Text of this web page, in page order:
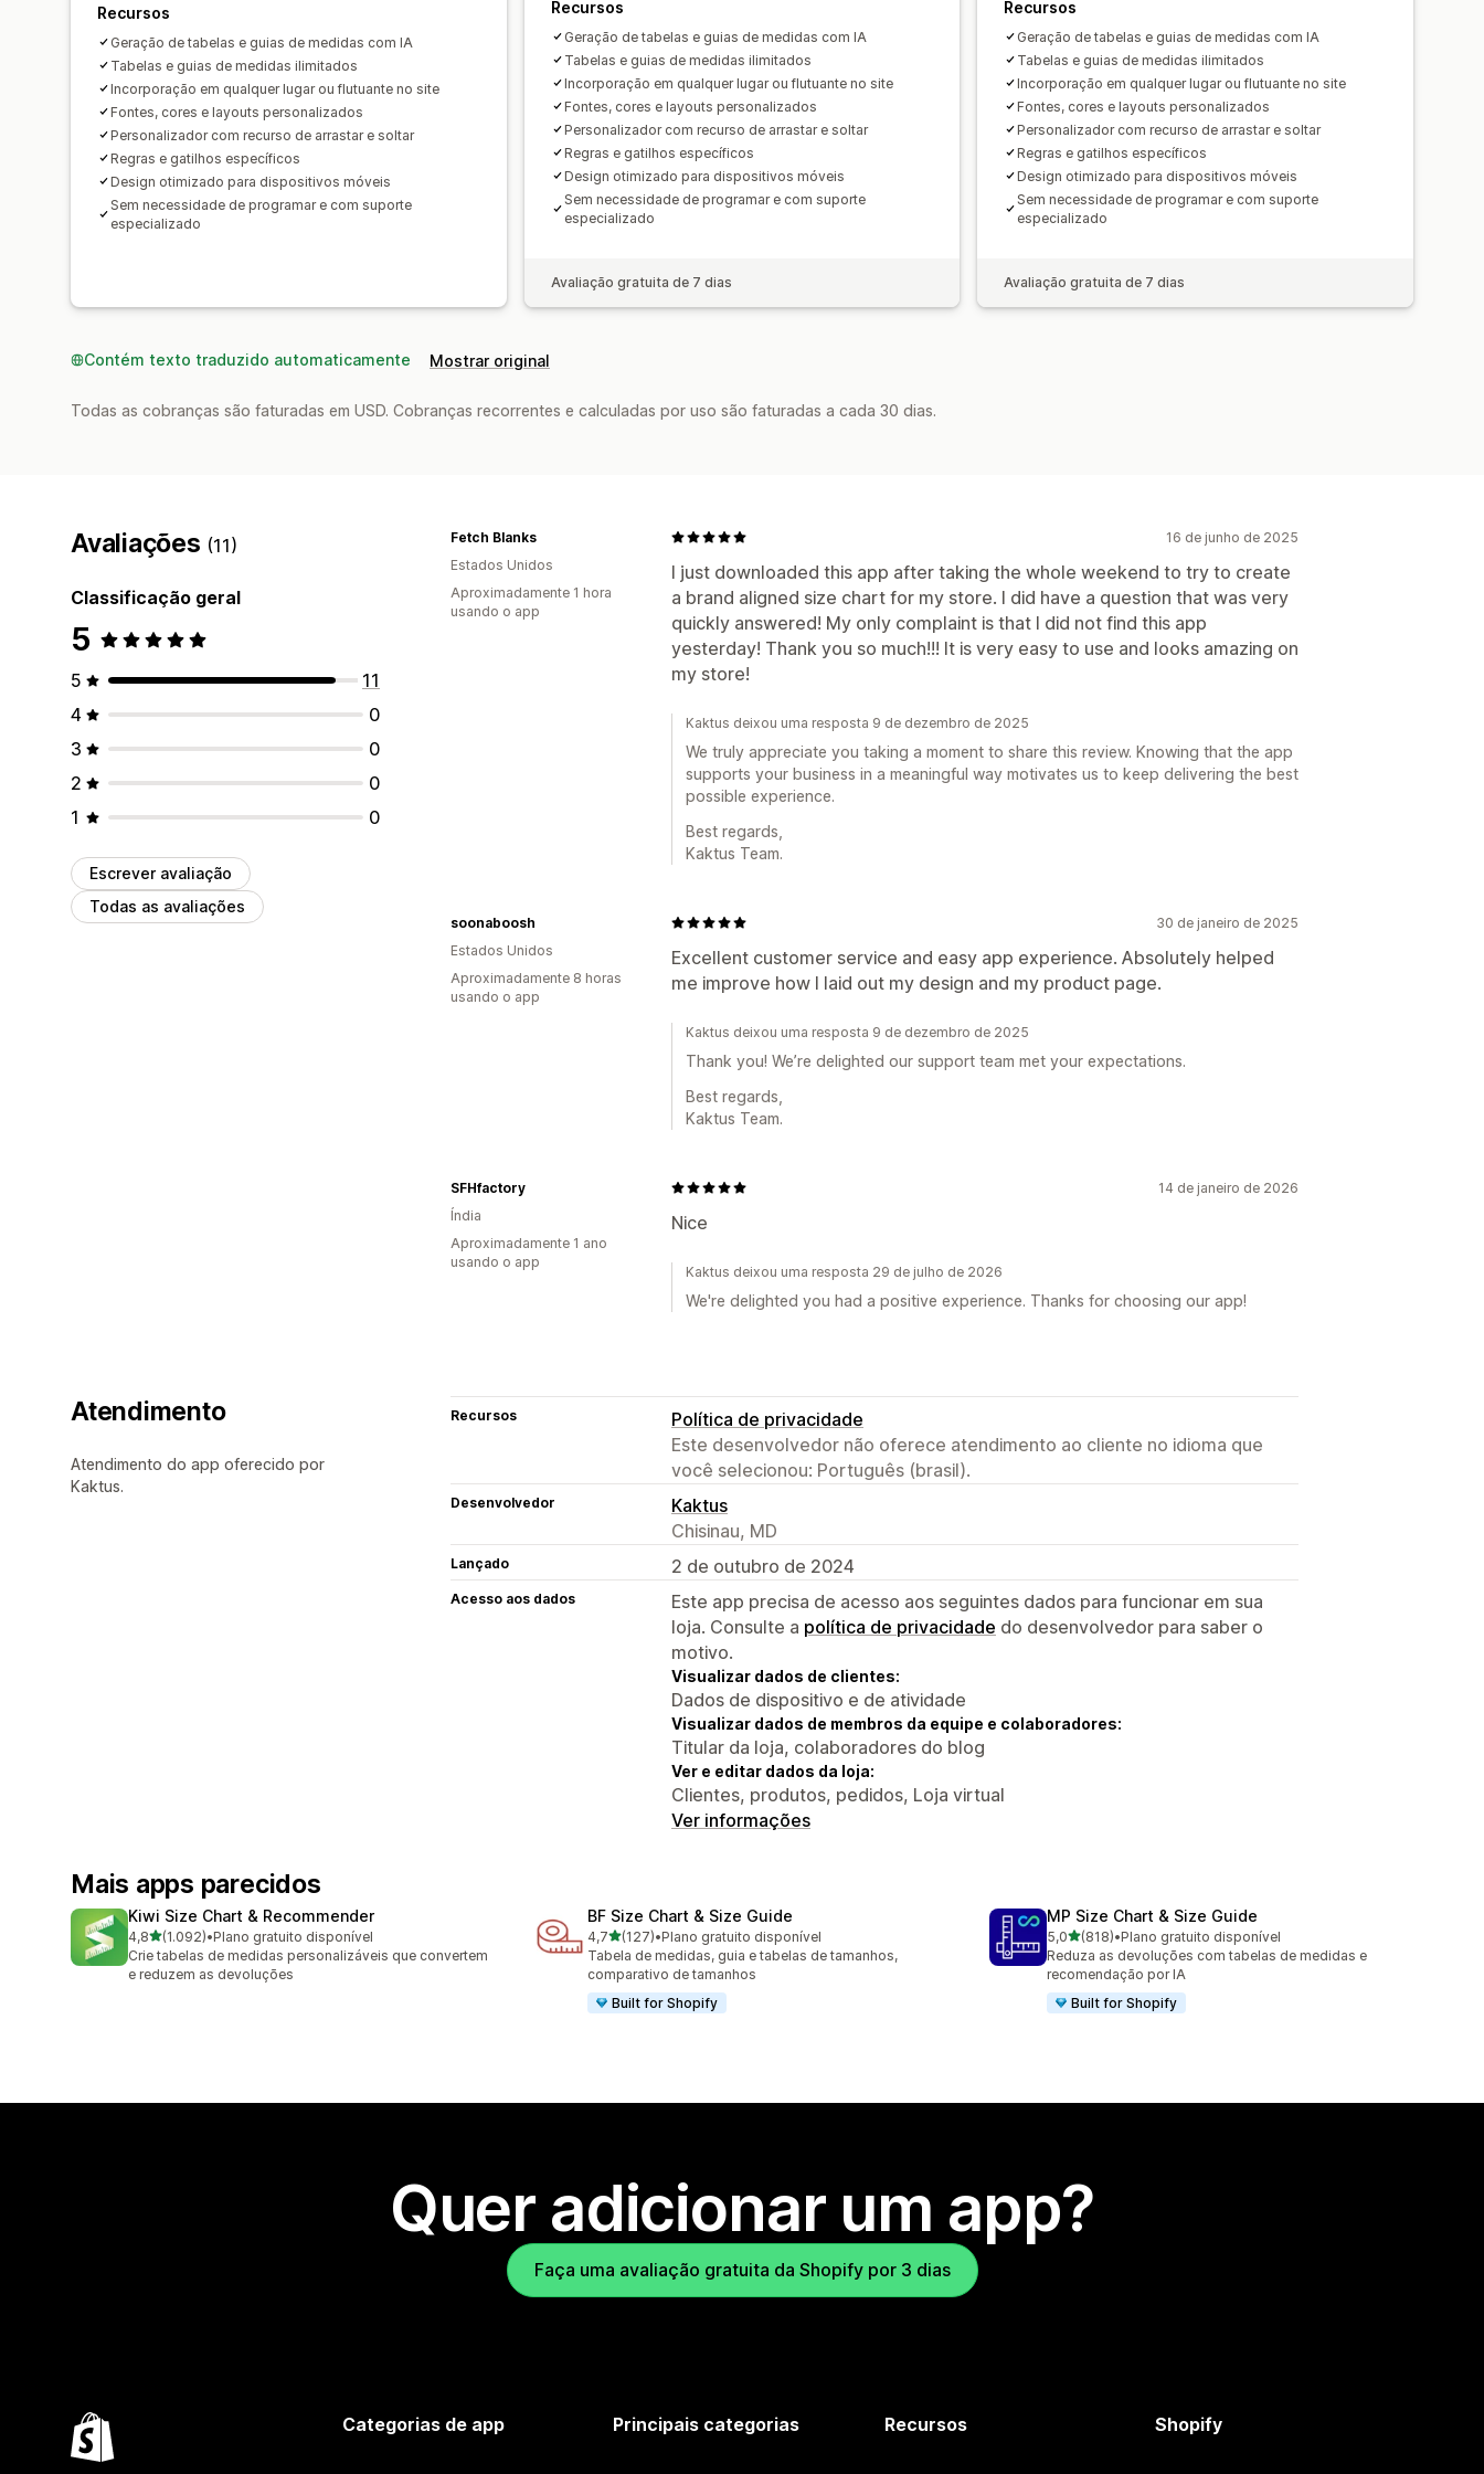
Recursos
Geração de tabelas e guias de medidas com IA
Tabelas e guias de medidas ilimitados
Incorporação em qualquer lugar ou flutuante no site
Fontes, cores e layouts personalizados
Personalizador com recurso de arrastar e soltar
Regras e gatilhos específicos
Design otimizado para dispositivos móveis
Sem necessidade de programar e com suporte
especializado
Recursos
Geração de tabelas e guias de medidas com IA
Tabelas e guias de medidas ilimitados
Incorporação em qualquer lugar ou flutuante no site
Fontes, cores e layouts personalizados
Personalizador com recurso de arrastar e soltar
Regras e gatilhos específicos
Design otimizado para dispositivos móveis
Sem necessidade de programar e com suporte
especializado
Avaliação gratuita de 7 dias
Recursos
Geração de tabelas e guias de medidas com IA
Tabelas e guias de medidas ilimitados
Incorporação em qualquer lugar ou flutuante no site
Fontes, cores e layouts personalizados
Personalizador com recurso de arrastar e soltar
Regras e gatilhos específicos
Design otimizado para dispositivos móveis
Sem necessidade de programar e com suporte
especializado
Avaliação gratuita de 7 dias
Contém texto traduzido automaticamente Mostrar original
Todas as cobranças são faturadas em USD. Cobranças recorrentes e calculadas por uso são faturadas a cada 30 dias.
Avaliações (11)
Classificação geral
5
5
11
4
0
3
0
2
0
1
0
Escrever avaliação
Todas as avaliações
16 de junho de 2025
I just downloaded this app after taking the whole weekend to try to create
a brand aligned size chart for my store. I did have a question that was very
quickly answered! My only complaint is that I did not find this app
yesterday! Thank you so much!!! It is very easy to use and looks amazing on
my store!
Fetch Blanks
Estados Unidos
Aproximadamente 1 hora
usando o app
Kaktus deixou uma resposta 9 de dezembro de 2025
We truly appreciate you taking a moment to share this review. Knowing that the app
supports your business in a meaningful way motivates us to keep delivering the best
possible experience.
Best regards,
Kaktus Team.
30 de janeiro de 2025
Excellent customer service and easy app experience. Absolutely helped
me improve how I laid out my design and my product page.
soonaboosh
Estados Unidos
Aproximadamente 8 horas
usando o app
Kaktus deixou uma resposta 9 de dezembro de 2025
Thank you! We’re delighted our support team met your expectations.
Best regards,
Kaktus Team.
14 de janeiro de 2026
Nice
SFHfactory
Índia
Aproximadamente 1 ano
usando o app
Kaktus deixou uma resposta 29 de julho de 2026
We're delighted you had a positive experience. Thanks for choosing our app!
Atendimento
Atendimento do app oferecido por
Kaktus.
Recursos
Política de privacidade
Este desenvolvedor não oferece atendimento ao cliente no idioma que
você selecionou: Português (brasil).
Desenvolvedor
Kaktus
Chisinau, MD
Lançado 2 de outubro de 2024
Acesso aos dados
Este app precisa de acesso aos seguintes dados para funcionar em sua
loja. Consulte a política de privacidade do desenvolvedor para saber o
motivo.
Visualizar dados de clientes:
Dados de dispositivo e de atividade
Visualizar dados de membros da equipe e colaboradores:
Titular da loja, colaboradores do blog
Ver e editar dados da loja:
Clientes, produtos, pedidos, Loja virtual
Ver informações
Mais apps parecidos
Kiwi Size Chart & Recommender
4,8de 5 estrelas
(1.092)
1092 avaliações ao todo
•Plano gratuito disponível
Crie tabelas de medidas personalizáveis que convertem
e reduzem as devoluções
BF Size Chart & Size Guide
4,7de 5 estrelas
(127)
127 avaliações ao todo
•Plano gratuito disponível
Tabela de medidas, guia e tabelas de tamanhos,
comparativo de tamanhos
Built for Shopify
MP Size Chart & Size Guide
5,0de 5 estrelas
(818)
818 avaliações ao todo
•Plano gratuito disponível
Reduza as devoluções com tabelas de medidas e
recomendação por IA
Built for Shopify
Quer adicionar um app?
Faça uma avaliação gratuita da Shopify por 3 dias
Categorias de app Principais categorias Recursos Shopify